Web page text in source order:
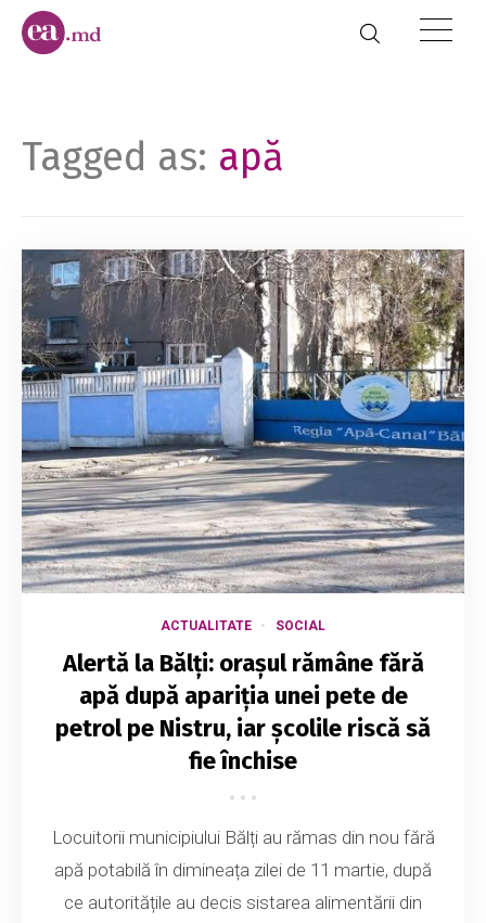
Tagged as: apă
ACTUALITATE SOCIAL
Alertă la Bălți: orașul rămâne fără
apă după apariția unei pete de
petrol pe Nistru, iar școlile riscă să
fie închise
Locuitorii municipiului Bălți au rămas din nou fără
apă potabilă în dimineața zilei de 11 martie, după
ce autoritățile au decis sistarea alimentării din